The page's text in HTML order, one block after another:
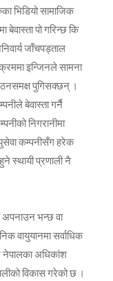
भिडियो सामाजिक
पो गरिन्छ कि
जाँचपड्ताल
इन्जिनले सामना
पुगिसक्छन् ।
बेवास्ता गर्नै
निगरानीमा
कम्पनीसँग हरेक
स्थायी प्रणाली नै
अपनाउन भन्छ वा
वायुयानमा सर्वाधिक
नेपालका अधिकांश
विकास गरेको छ ।